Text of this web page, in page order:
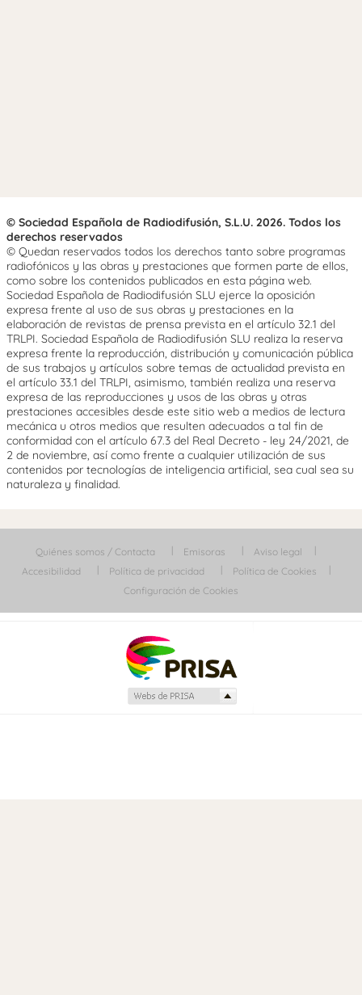
© Sociedad Española de Radiodifusión, S.L.U. 2026. Todos los
derechos reservados
© Quedan reservados todos los derechos tanto sobre programas
radiofónicos y las obras y prestaciones que formen parte de ellos,
como sobre los contenidos publicados en esta página web.
Sociedad Española de Radiodifusión SLU ejerce la oposición
expresa frente al uso de sus obras y prestaciones en la
elaboración de revistas de prensa prevista en el artículo 32.1 del
TRLPI. Sociedad Española de Radiodifusión SLU realiza la reserva
expresa frente la reproducción, distribución y comunicación pública
de sus trabajos y artículos sobre temas de actualidad prevista en
el artículo 33.1 del TRLPI, asimismo, también realiza una reserva
expresa de las reproducciones y usos de las obras y otras
prestaciones accesibles desde este sitio web a medios de lectura
mecánica u otros medios que resulten adecuados a tal fin de
conformidad con el artículo 67.3 del Real Decreto - ley 24/2021, de
2 de noviembre, así como frente a cualquier utilización de sus
contenidos por tecnologías de inteligencia artificial, sea cual sea su
naturaleza y finalidad.
Quiénes somos / Contacta Emisoras
Aviso legal
Accesibilidad
Política de privacidad
Política de Cookies
Configuración de Cookies